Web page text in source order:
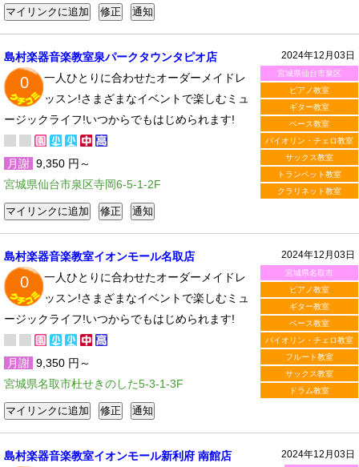
2024年12月03日
宮城県仙台市泉区
ピアノ教室
ギター教室
ベース教室
バイオリン・チェロ教室
サックス教室
トランペット教室
クラリネット教室
島村楽器音楽教室泉パークタウンタピオ店
0
一人ひとりに合わせたオーダーメイドレ
ッスン!さまざまなイベントで楽しむミュ
ージックライフ!いつからでもはじめられます!
月謝 9,350 円～
宮城県仙台市泉区寺岡6-5-1-2F
2024年12月03日
宮城県名取市
ピアノ教室
ギター教室
ベース教室
バイオリン・チェロ教室
フルート教室
サックス教室
ドラム教室
島村楽器音楽教室イオンモール名取店
0
一人ひとりに合わせたオーダーメイドレ
ッスン!さまざまなイベントで楽しむミュ
ージックライフ!いつからでもはじめられます!
月謝 9,350 円～
宮城県名取市杜せきのした5-3-1-3F
2024年12月03日
島村楽器音楽教室イオンモール新利府 南館店